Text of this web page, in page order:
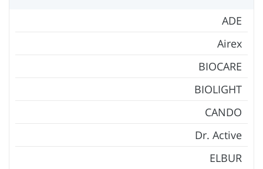
ADE
Airex
BIOCARE
BIOLIGHT
CANDO
Dr. Active
ELBUR